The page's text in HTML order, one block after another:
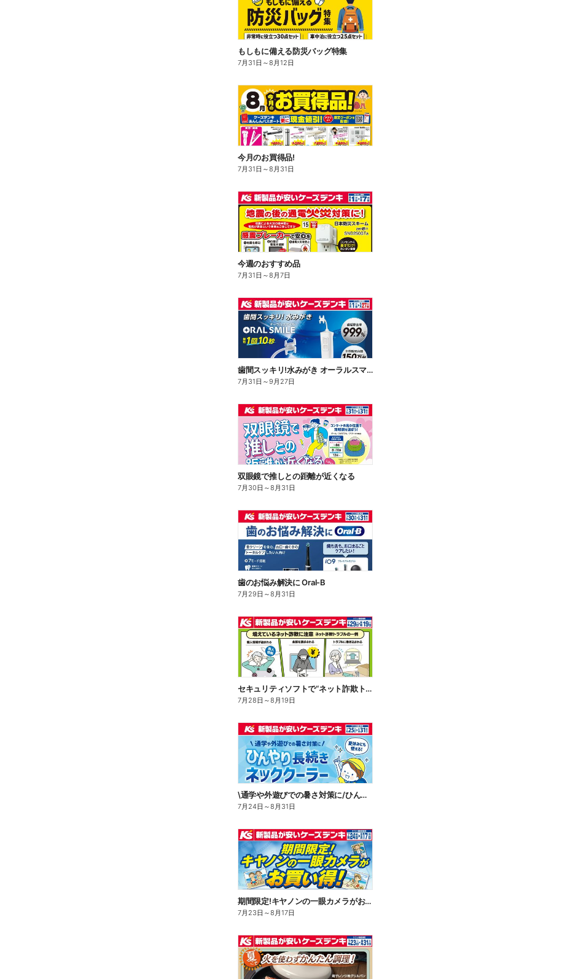
もしもに備える防災バッグ特集
7月31日 ～8月12日
今月のお買得品!
7月31日 ～8月31日
今週のおすすめ品
7月31日 ～8月7日
歯間スッキリ!水みがき オーラルスマイル
7月31日 ～9月27日
双眼鏡で推しとの距離が近くなる
7月30日 ～8月31日
歯のお悩み解決に Oral-B
7月29日 ～8月31日
セキュリティソフトで“ネット詐欺トラブル”から守る!
7月28日 ～8月19日
\通学や外遊びでの暑さ対策に/ひんやり長続きネッククーラー
7月24日 ～8月31日
期間限定!キヤノンの一眼カメラがお買い得!
7月23日 ～8月17日